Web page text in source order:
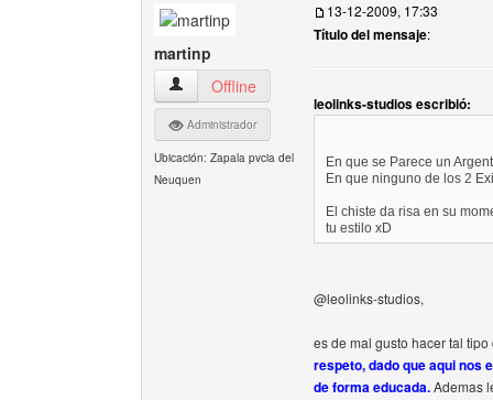
martinp
martinp Ver perfil del usuario
Offline
Administrador
Ubicación: Zapala pvcia del
Neuquen
13-12-2009, 17:33
Título del mensaje:
leolinks-studios escribió:
En que se Parece un
En que ninguno de los 2
El chiste da risa en su
tu estilo xD
@leolinks-studios,
es de mal gusto hacer tal
respeto, dado que aqui nos
de forma educada.Ademas